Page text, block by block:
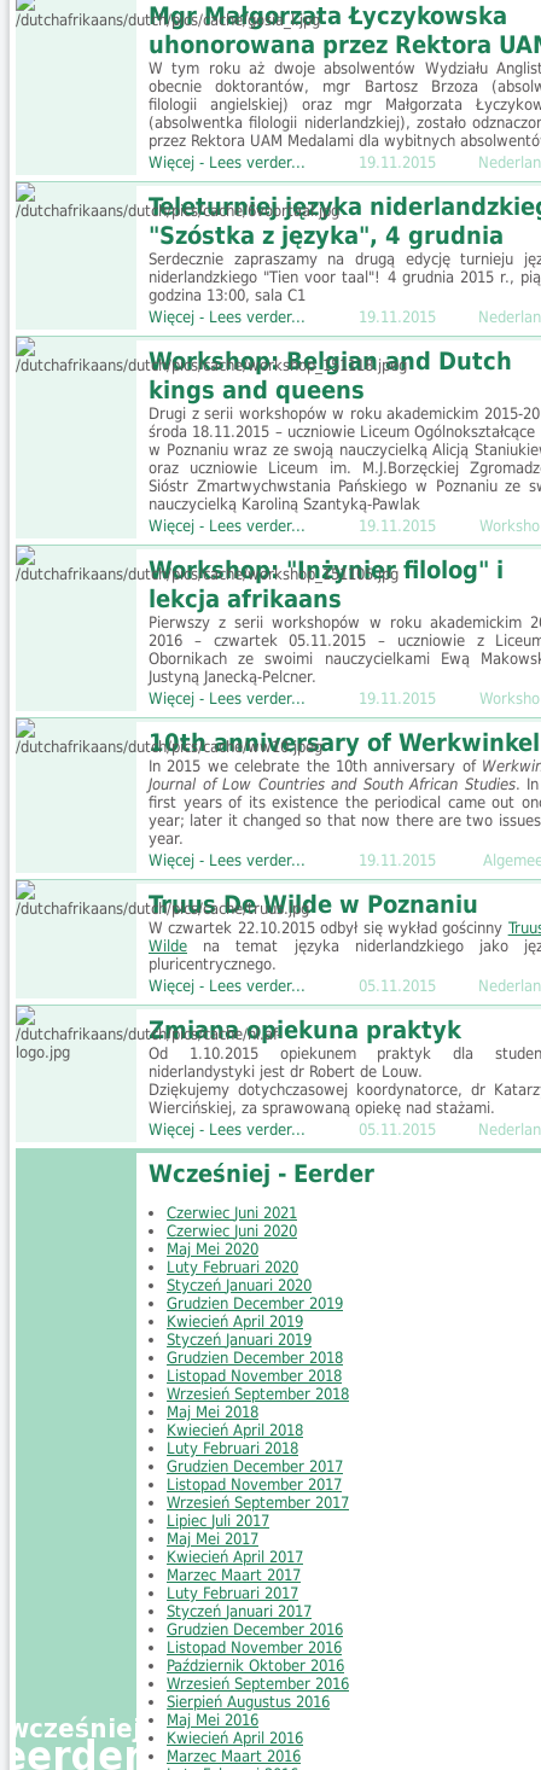
Mgr Małgorzata Łyczykowska
uhonorowana przez Rektora
W tym roku aż dwoje absolwentów Wydziału
obecnie doktorantów, mgr Bartosz Brzoza
filologii angielskiej) oraz mgr Małgorzata
(absolwentka filologii niderlandzkiej), zostało
przez Rektora UAM Medalami dla wybitnych
Więcej - Lees verder...
19.11.2015
Teleturniej języka
"Szóstka z języka", 4 grudnia
Serdecznie zapraszamy na drugą edycję turnieju
niderlandzkiego "Tien voor taal"! 4 grudnia 2015 r.,
godzina 13:00, sala C1
Więcej - Lees verder...
19.11.2015
Workshop: Belgian and Dutch
kings and queens
Drugi z serii workshopów w roku akademickim 2015-
środa 18.11.2015 – uczniowie Liceum
w Poznaniu wraz ze swoją nauczycielką Alicją
oraz uczniowie Liceum im. M.J.Borzęckiej
Sióstr Zmartwychwstania Pańskiego w Poznaniu ze
nauczycielką Karoliną Szantyką-Pawlak
Więcej - Lees verder...
19.11.2015
Workshop: "Inżynier filolog" i
lekcja afrikaans
Pierwszy z serii workshopów w roku akademickim
2016 – czwartek 05.11.2015 – uczniowie z
Obornikach ze swoimi nauczycielkami Ewą
Justyną Janecką-Pelcner.
Więcej - Lees verder...
19.11.2015
10th anniversary of Werkwinkel
In 2015 we celebrate the 10th anniversary of
Journal of Low Countries and South African Studies.
first years of its existence the periodical came out
year; later it changed so that now there are two
year.
Więcej - Lees verder...
19.11.2015
Truus De Wilde w Poznaniu
W czwartek 22.10.2015 odbył się wykład gościnny
Wilde na temat języka niderlandzkiego jako
pluricentrycznego.
Więcej - Lees verder...
05.11.2015
Zmiana opiekuna praktyk
Od 1.10.2015 opiekunem praktyk dla
niderlandystyki jest dr Robert de Louw.
Dziękujemy dotychczasowej koordynatorce, dr
Wiercińskiej, za sprawowaną opiekę nad stażami.
Więcej - Lees verder...
05.11.2015
Wcześniej - Eerder
Czerwiec Juni 2021
Czerwiec Juni 2020
Maj Mei 2020
Luty Februari 2020
Styczeń Januari 2020
Grudzien December 2019
Kwiecień April 2019
Styczeń Januari 2019
Grudzien December 2018
Listopad November 2018
Wrzesień September 2018
Maj Mei 2018
Kwiecień April 2018
Luty Februari 2018
Grudzien December 2017
Listopad November 2017
Wrzesień September 2017
Lipiec Juli 2017
Maj Mei 2017
Kwiecień April 2017
Marzec Maart 2017
Luty Februari 2017
Styczeń Januari 2017
Grudzien December 2016
Listopad November 2016
Październik Oktober 2016
Wrzesień September 2016
Sierpień Augustus 2016
Maj Mei 2016
Kwiecień April 2016
Marzec Maart 2016